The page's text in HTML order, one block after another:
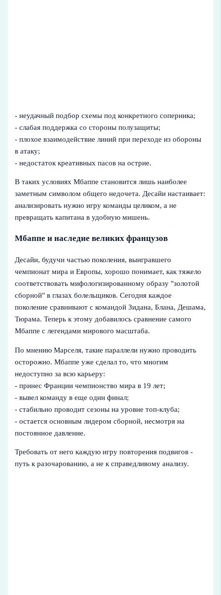
- неудачный подбор схемы под конкретного соперника;
- слабая поддержка со стороны полузащиты;
- плохое взаимодействие линий при переходе из обороны
в атаку;
- недостаток креативных пасов на острие.
В таких условиях Мбаппе становится лишь наиболее
заметным символом общего недочета. Десайи настаивает:
анализировать нужно игру команды целиком, а не
превращать капитана в удобную мишень.
Мбаппе и наследие великих французов
Десайи, будучи частью поколения, выигравшего
чемпионат мира и Европы, хорошо понимает, как тяжело
соответствовать мифологизированному образу "золотой
сборной" в глазах болельщиков. Сегодня каждое
поколение сравнивают с командой Зидана, Блана, Дешама,
Тюрама. Теперь к этому добавилось сравнение самого
Мбаппе с легендами мирового масштаба.
По мнению Марселя, такие параллели нужно проводить
осторожно. Мбаппе уже сделал то, что многим
недоступно за всю карьеру:
- принес Франции чемпионство мира в 19 лет;
- вывел команду в еще один финал;
- стабильно проводит сезоны на уровне топ-клуба;
- остается основным лидером сборной, несмотря на
постоянное давление.
Требовать от него каждую игру повторения подвигов -
путь к разочарованию, а не к справедливому анализу.